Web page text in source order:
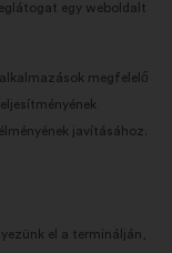
egy weboldalt
megfelelő
javításához.
el a terminálján,